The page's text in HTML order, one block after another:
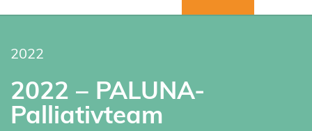
2022
2022 – PALUNA-
Palliativteam